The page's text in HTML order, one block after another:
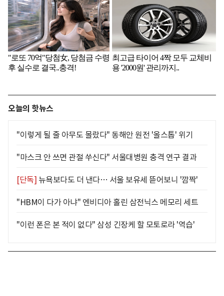
오늘의 핫뉴스
"이렇게 될 줄 아무도 몰랐다" 동해안 원전 '올스톱' 위기
"마스크 안 쓰면 관절 쑤신다" 서울대병원 충격 연구 결과
[단독] 뉴욕보다도 더 낸다… 서울 보유세 뜯어보니 '깜짝'
"HBM이 다가 아냐" 엔비디아 홀린 삼전닉스 메모리 세트
"이런 폰은 본 적이 없다" 삼성 긴장케 할 모토로라 '역습'